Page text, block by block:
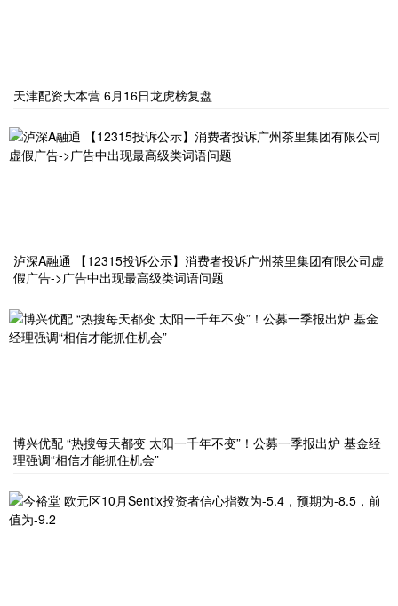
天津配资大本营 6月16日龙虎榜复盘
泸深A融通 【12315投诉公示】消费者投诉广州茶里集团有限公司虚
假广告->广告中出现最高级类词语问题
博兴优配 “热搜每天都变 太阳一千年不变”！公募一季报出炉 基金经
理强调“相信才能抓住机会”